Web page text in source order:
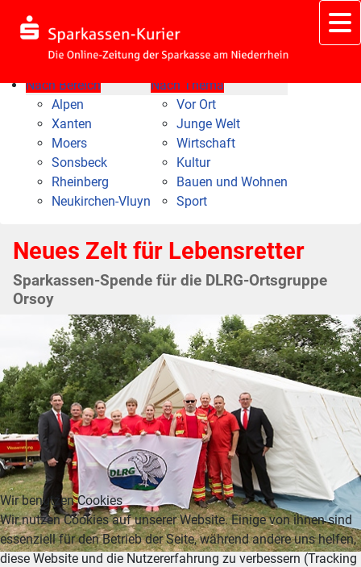
Nach Bereich
Alpen
Xanten
Moers
Sonsbeck
Rheinberg
Neukirchen-Vluyn
Nach Thema
Vor Ort
Junge Welt
Wirtschaft
Kultur
Bauen und Wohnen
Sport
Neues Zelt für Lebensretter
Sparkassen-Spende für die DLRG-Ortsgruppe
Orsoy
Wir benutzen Cookies
Wir nutzen Cookies auf unserer Website. Einige von ihnen sind
essenziell für den Betrieb der Seite, während andere uns helfen,
diese Website und die Nutzererfahrung zu verbessern (Tracking